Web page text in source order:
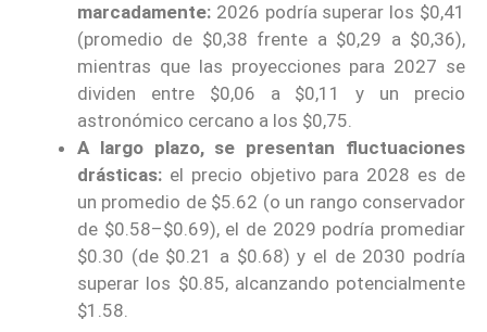
marcadamente: 2026 podría superar los $0,41
(promedio de $0,38 frente a $0,29 a $0,36),
mientras que las proyecciones para 2027 se
dividen entre $0,06 a $0,11 y un precio
astronómico cercano a los $0,75.
A largo plazo, se presentan fluctuaciones
drásticas: el precio objetivo para 2028 es de
un promedio de $5.62 (o un rango conservador
de $0.58–$0.69), el de 2029 podría promediar
$0.30 (de $0.21 a $0.68) y el de 2030 podría
superar los $0.85, alcanzando potencialmente
$1.58.